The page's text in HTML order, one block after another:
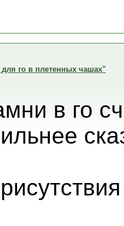
го в плетенных чашах"
в го